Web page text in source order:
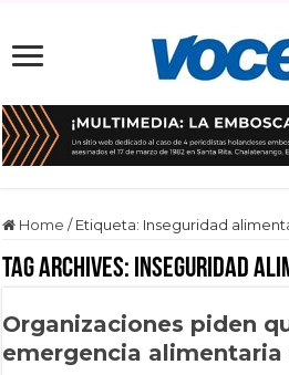
Home / Etiqueta: Inseguridad
Tag Archives: Inseguridad
Organizaciones piden
emergencia alimentaria